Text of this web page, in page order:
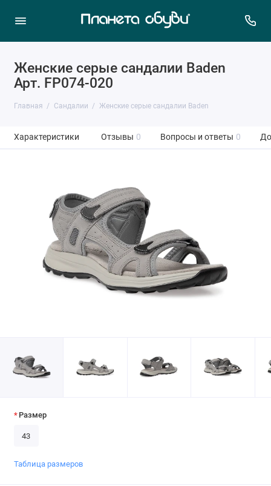
Женские серые сандалии Baden
Арт. FP074-020
Главная Сандалии Женские серые сандалии Baden
Характеристики Отзывы 0 Вопросы и ответы 0
Размер
43
Таблица размеров